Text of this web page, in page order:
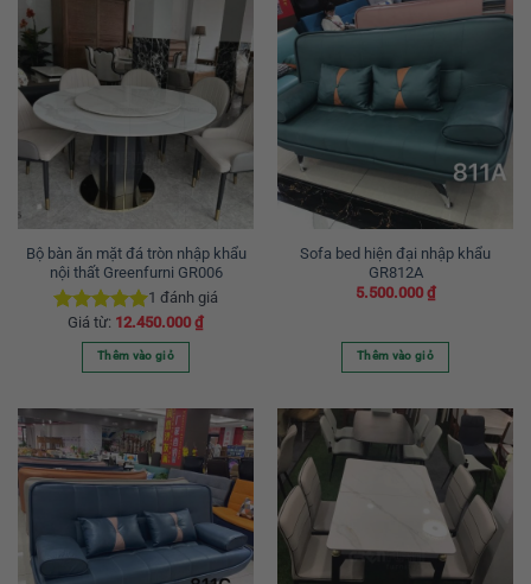
Bộ bàn ăn mặt đá tròn nhập khẩu
nội thất Greenfurni GR006
Được xếp
hạng5.00
1 đánh giá
Giá từ: 12.450.000 ₫
Thêm vào giỏ
phẩm
này
có
nhiều
thể.
Các
tùy
Sofa bed hiện đại nhập khẩu
GR812A
5.500.000 ₫
Thêm vào giỏ